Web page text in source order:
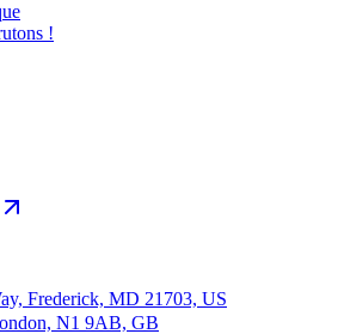
!
Frederick, MD 21703, US
N1 9AB, GB